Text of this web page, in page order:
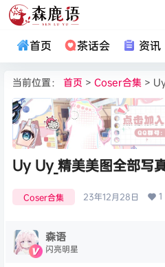
首页 茶话会 资讯
当前位置： 首页 > Coser合集 > Uy
Uy Uy_精美美图全部写
Coser合集 23年12月28日 1
森语
闪亮明星